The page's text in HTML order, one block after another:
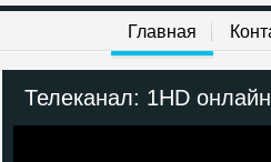
Главная
Телеканал: 1HD онлайн